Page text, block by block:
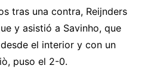
tras una contra, Reijnders
y asistió a Savinho, que
el interior y con un
puso el 2-0.